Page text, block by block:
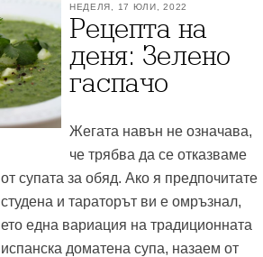
НЕДЕЛЯ, 17 ЮЛИ, 2022
Рецепта на
деня: Зелено
гаспачо
Жегата навън не означава,
че трябва да се отказваме
от супата за обяд. Ако я предпочитате
студена и тараторът ви е омръзнал,
ето една вариация на традиционната
испанска доматена супа, назаем от